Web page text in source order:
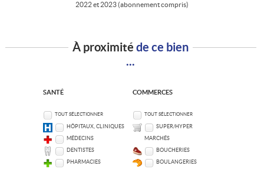
2022 et 2023 (abonnement compris)
À proximitéde ce bien
...
SANTÉ
TOUT SÉLECTIONNER
HÔPITAUX, CLINIQUES
MÉDECINS
DENTISTES
PHARMACIES
COMMERCES
TOUT SÉLECTIONNER
SUPER/HYPER
MARCHÉS
BOUCHERIES
BOULANGERIES